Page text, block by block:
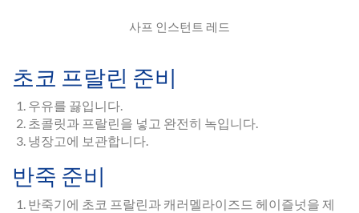
사프 인스턴트 레드
초코 프랄린 준비
우유를 끓입니다.
초콜릿과 프랄린을 넣고 완전히 녹입니다.
냉장고에 보관합니다.
반죽 준비
반죽기에 초코 프랄린과 캐러멜라이즈드 헤이즐넛을 제